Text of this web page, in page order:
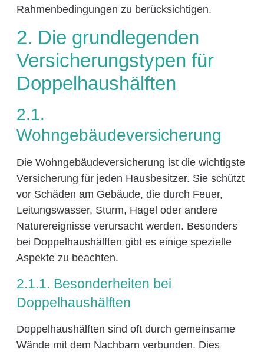
Rahmenbedingungen zu berücksichtigen.
2. Die grundlegenden
Versicherungstypen für
Doppelhaushälften
2.1.
Wohngebäudeversicherung
Die Wohngebäudeversicherung ist die wichtigste
Versicherung für jeden Hausbesitzer. Sie schützt
vor Schäden am Gebäude, die durch Feuer,
Leitungswasser, Sturm, Hagel oder andere
Naturereignisse verursacht werden. Besonders
bei Doppelhaushälften gibt es einige spezielle
Aspekte zu beachten.
2.1.1. Besonderheiten bei
Doppelhaushälften
Doppelhaushälften sind oft durch gemeinsame
Wände mit dem Nachbarn verbunden. Dies